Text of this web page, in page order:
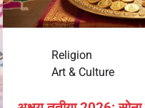
Religion
Art & Culture